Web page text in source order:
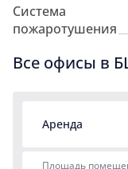
Система
пожаротушения
Все офисы в
Аренда
Площадь